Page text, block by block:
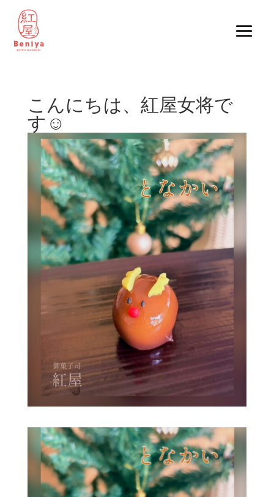
こんにちは、紅屋女将で
す☺️